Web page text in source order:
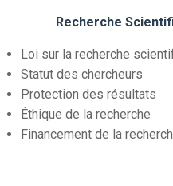
Recherche
Loi sur la recherche
Statut des chercheurs
Protection des résultats
Éthique de la recherche
Financement de la